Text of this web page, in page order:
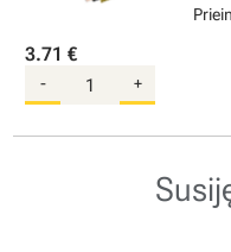
3.71 €
- +